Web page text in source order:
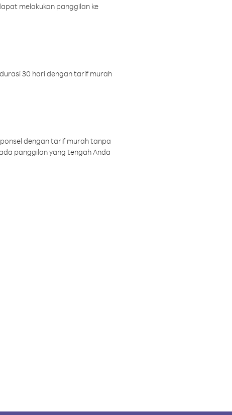
melakukan panggilan ke
30 hari dengan tarif murah
dengan tarif murah tanpa
panggilan yang tengah Anda